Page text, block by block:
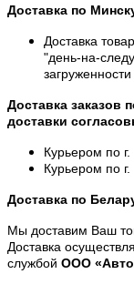
Доставка по
Доставка
"день-на-
загруженности
Доставка заказов
доставки
Курьером по
Курьером по
Доставка по
Мы доставим Ваш
Доставка
службой ООО